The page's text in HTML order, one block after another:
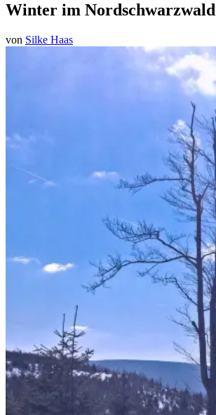
Winter im Nordschwarzwald
von Silke Haas